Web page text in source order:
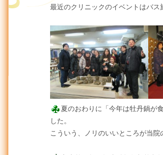
最近のクリニックのイベントはバス
夏のおわりに「今年は牡丹鍋が
した。
こういう、ノリのいいところが